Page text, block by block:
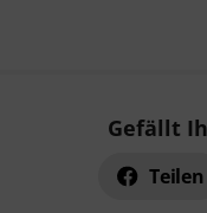
Gefällt
Teilen